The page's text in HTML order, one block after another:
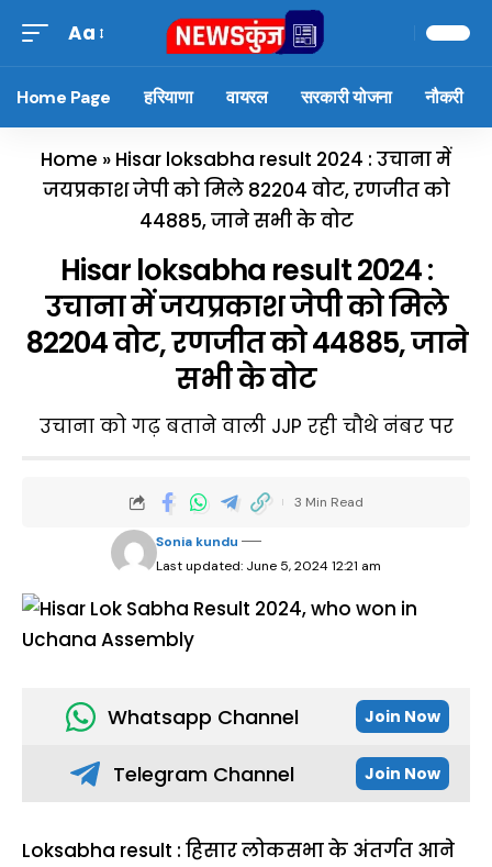
Aa
Home Page हरियाणा वायरल सरकारी योजना नौकरी
Home » Hisar loksabha result 2024 : उचाना में
जयप्रकाश जेपी को मिले 82204 वोट, रणजीत को
44885, जाने सभी के वोट
Hisar loksabha result 2024 :
उचाना में जयप्रकाश जेपी को मिले
82204 वोट, रणजीत को 44885, जाने
सभी के वोट
उचाना को गढ़ बताने वाली JJP रही चौथे नंबर पर
Last updated: June 5, 2024 12:21 am
Sonia kundu
3 Min Read
Whatsapp Channel Join Now
Telegram Channel Join Now
Loksabha result : हिसार लोकसभा के अंतर्गत आने